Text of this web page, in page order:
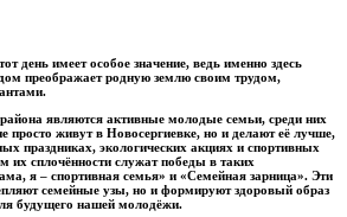
день имеет особое значение, ведь именно здесь
преображает родную землю своим трудом,
являются активные молодые семьи, среди них
просто живут в Новосергиевке, но и делают её лучше,
праздниках, экологических акциях и спортивных
их сплочённости служат победы в таких
я – спортивная семья» и «Семейная зарница». Эти
семейные узы, но и формируют здоровый образ
будущего нашей молодёжи.